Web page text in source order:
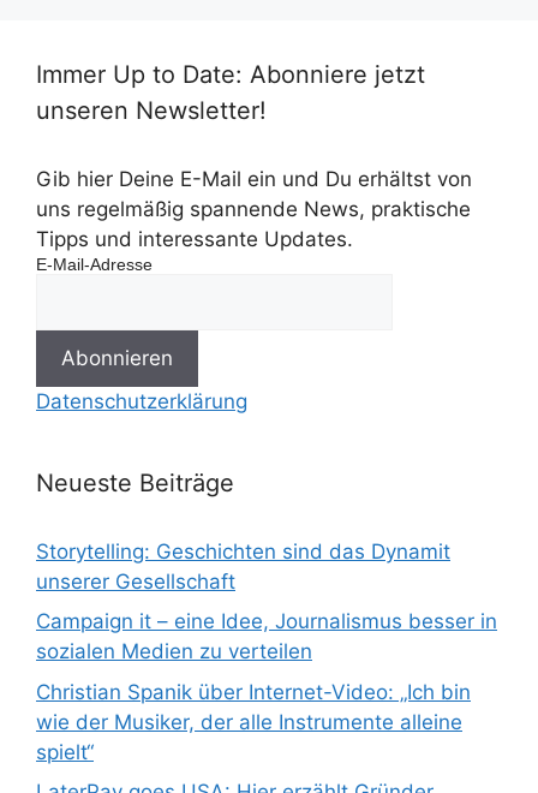
Immer Up to Date: Abonniere jetzt
unseren Newsletter!
Gib hier Deine E-Mail ein und Du erhältst von
uns regelmäßig spannende News, praktische
Tipps und interessante Updates.
E-Mail-Adresse
Datenschutzerklärung
Neueste Beiträge
Storytelling: Geschichten sind das Dynamit
unserer Gesellschaft
Campaign it – eine Idee, Journalismus besser in
sozialen Medien zu verteilen
Christian Spanik über Internet-Video: „Ich bin
wie der Musiker, der alle Instrumente alleine
spielt“